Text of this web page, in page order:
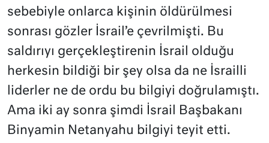
sebebiyle onlarca kişinin öldürülmesi
sonrası gözler İsrail’e çevrilmişti. Bu
saldırıyı gerçekleştirenin İsrail olduğu
herkesin bildiği bir şey olsa da ne İsrailli
liderler ne de ordu bu bilgiyi doğrulamıştı.
Ama iki ay sonra şimdi İsrail Başbakanı
Binyamin Netanyahu bilgiyi teyit etti.